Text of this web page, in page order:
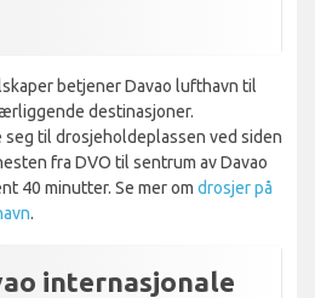
betjener Davao lufthavn til
destinasjoner.
seg til drosjeholdeplassen ved siden
fra DVO til sentrum av Davao
40 minutter. Se mer om drosjer på
.
internasjonale